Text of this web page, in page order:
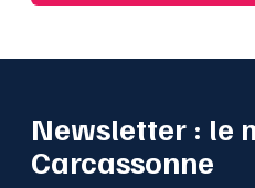
Newsletter : le
Carcassonne